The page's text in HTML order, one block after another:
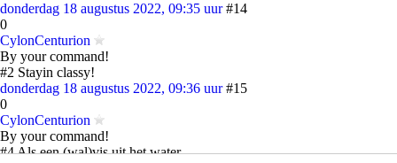
donderdag 18 augustus 2022, 09:35 uur #14
0
CylonCenturion
By your command!
#2 Stayin classy!
donderdag 18 augustus 2022, 09:36 uur #15
0
CylonCenturion
By your command!
#4 Als een (wal)vis uit het water..